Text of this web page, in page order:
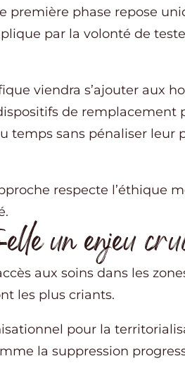
première phase repose
par la volonté de
viendra s’ajouter aux
de remplacement
temps sans pénaliser leur
respecte l’éthique
un enjeu
aux soins dans les
les plus criants.
pour la
la suppression